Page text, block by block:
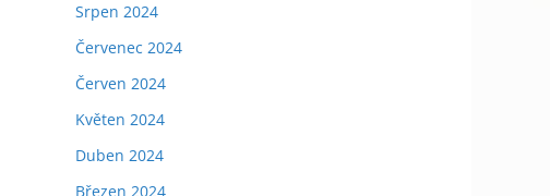
Srpen 2024
Červenec 2024
Červen 2024
Květen 2024
Duben 2024
Březen 2024